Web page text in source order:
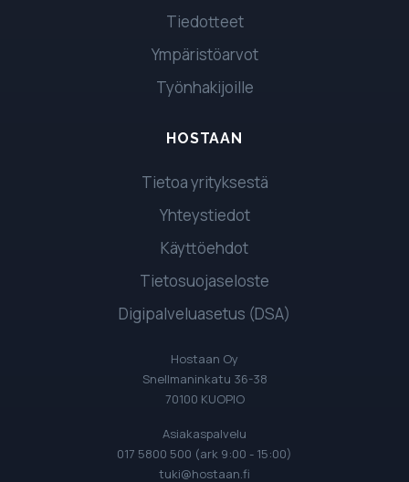
Tiedotteet
Ympäristöarvot
Työnhakijoille
HOSTAAN
Tietoa yrityksestä
Yhteystiedot
Käyttöehdot
Tietosuojaseloste
Digipalveluasetus (DSA)
Hostaan Oy
Snellmaninkatu 36-38
70100 KUOPIO
Asiakaspalvelu
017 5800 500 (ark 9:00 - 15:00)
tuki@hostaan.fi